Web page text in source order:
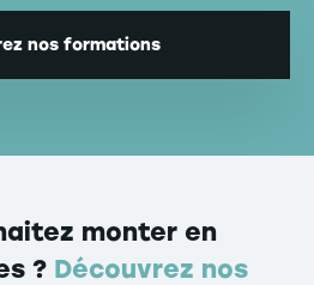
nos formations
monter en
? Découvrez nos